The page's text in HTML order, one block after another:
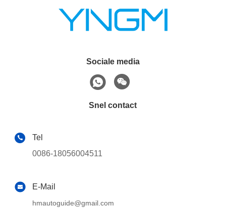
Sociale media
Snel contact
Tel
0086-18056004511
E-Mail
hmautoguide@gmail.com